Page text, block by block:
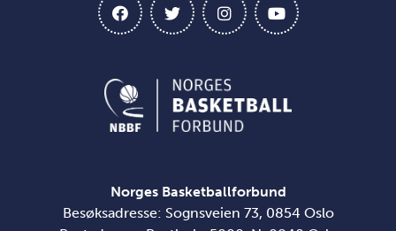
Norges Basketballforbund
Besøksadresse: Sognsveien 73, 0854 Oslo